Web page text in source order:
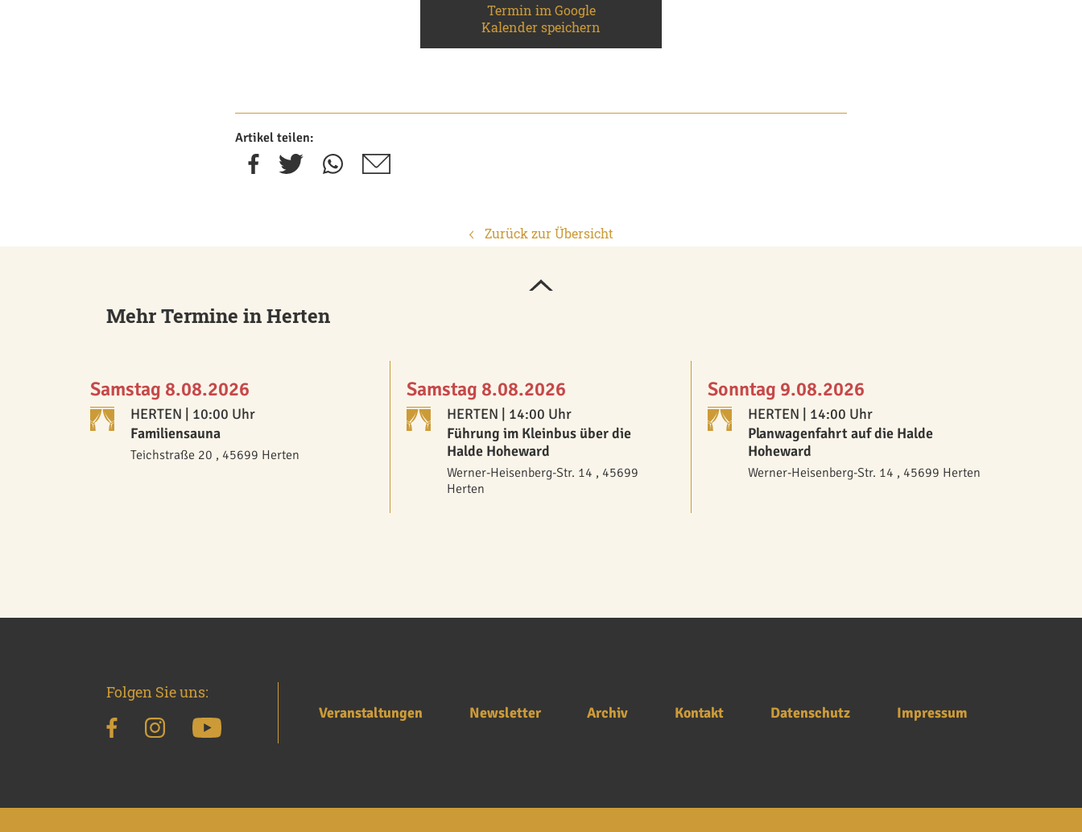
Termin im Google
Kalender speichern
Artikel teilen:
Zurück zur Übersicht
Mehr Termine in Herten
Samstag 8.08.2026
HERTEN | 10:00 Uhr
Familiensauna
Teichstraße 20 , 45699 Herten
Samstag 8.08.2026
HERTEN | 14:00 Uhr
Führung im Kleinbus über die
Halde Hoheward
Werner-Heisenberg-Str. 14 , 45699
Herten
Sonntag 9.08.2026
HERTEN | 14:00 Uhr
Planwagenfahrt auf die Halde
Hoheward
Werner-Heisenberg-Str. 14 , 45699 Herten
Veranstaltungen Newsletter Archiv Kontakt Datenschutz Impressum
Folgen Sie uns: